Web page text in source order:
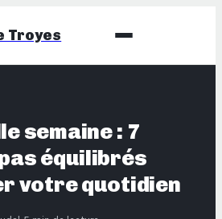
Troyes
semaine : 7
équilibrés
votre quotidien